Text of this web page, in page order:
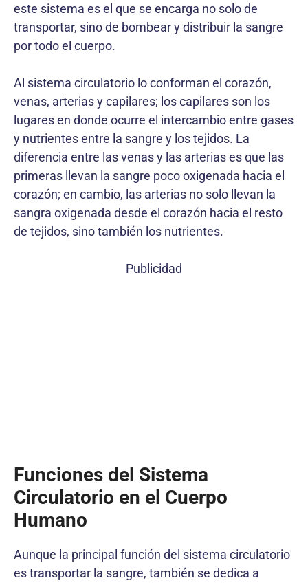
este sistema es el que se encarga no solo de
transportar, sino de bombear y distribuir la sangre
por todo el cuerpo.
Al sistema circulatorio lo conforman el corazón,
venas, arterias y capilares; los capilares son los
lugares en donde ocurre el intercambio entre gases
y nutrientes entre la sangre y los tejidos. La
diferencia entre las venas y las arterias es que las
primeras llevan la sangre poco oxigenada hacia el
corazón; en cambio, las arterias no solo llevan la
sangra oxigenada desde el corazón hacia el resto
de tejidos, sino también los nutrientes.
Publicidad
Funciones del Sistema
Circulatorio en el Cuerpo
Humano
Aunque la principal función del sistema circulatorio
es transportar la sangre, también se dedica a